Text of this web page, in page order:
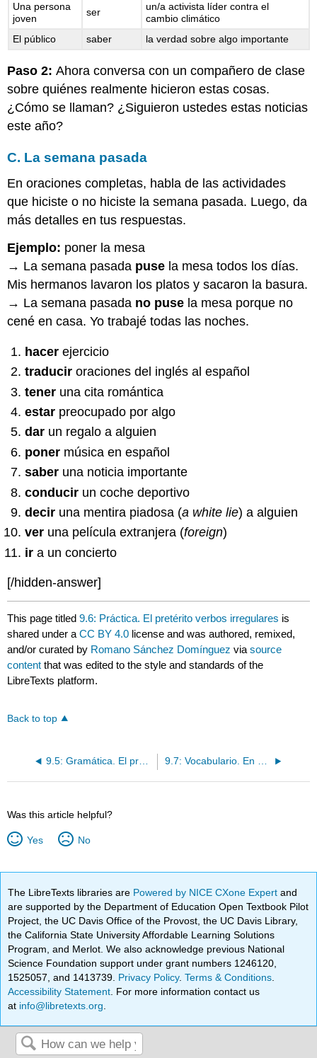
Una persona
joven
ser
un/a activista líder contra el
cambio climático
El público
saber la verdad sobre algo importante
Paso 2:Ahora conversa con un compañero de clase
sobre quiénes realmente hicieron estas cosas.
¿Cómo se llaman? ¿Siguieron ustedes estas noticias
este año?
C. La semana pasada
En oraciones completas, habla de las actividades
que hiciste o no hiciste la semana pasada. Luego, da
más detalles en tus respuestas.
Ejemplo: poner la mesa
→ La semana pasada puse la mesa todos los días.
Mis hermanos lavaron los platos y sacaron la basura.
→ La semana pasada no puse la mesa porque no
cené en casa. Yo trabajé todas las noches.
hacer ejercicio
traducir oraciones del inglés al español
tener una cita romántica
estar preocupado por algo
dar un regalo a alguien
poner música en español
saber una noticia importante
conducir un coche deportivo
decir una mentira piadosa (a white lie) a alguien
ver una película extranjera (foreign)
ira un concierto
[/hidden-answer]
This page titled9.6: Práctica. El pretérito verbos irregulares is
shared under aCC BY 4.0 license and was authored, remixed,
and/or curated by Romano Sánchez Domínguez viasource
content that was edited to the style and standards of the
LibreTexts platform.
Back to top
9.5: Gramática. El pretérito verbos irregulares 9.7: Vocabulario. En el restaurante
Was this article helpful?
Yes No
The LibreTexts libraries are Powered by NICE CXone Expertand
are supported by the Department of Education Open Textbook Pilot
Project, the UC Davis Office of the Provost, the UC Davis Library,
the California State University Affordable Learning Solutions
Program, and Merlot. We also acknowledge previous National
Science Foundation support under grant numbers 1246120,
1525057, and 1413739. Privacy Policy.Terms & Conditions
Accessibility Statement . For more information contact us
at info@libretexts.org